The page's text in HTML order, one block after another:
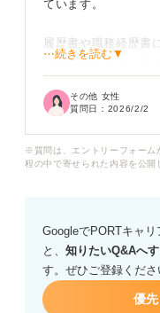
ています。
履歴書や職務経歴書
はの視点で準備して
の指導など、具体的
また面接官が応募者
保育園の面接で頻出
重視するポイントに
します。
⋯続きを読む▼
その他 女性
質問日： 2026/2/2
※質問は、エントリーフォーム
程の中で寄せられた内容を公
GoogleでPORTキャ
と、 知りたいQ&Aへ
す。ぜひご登録くださ
優